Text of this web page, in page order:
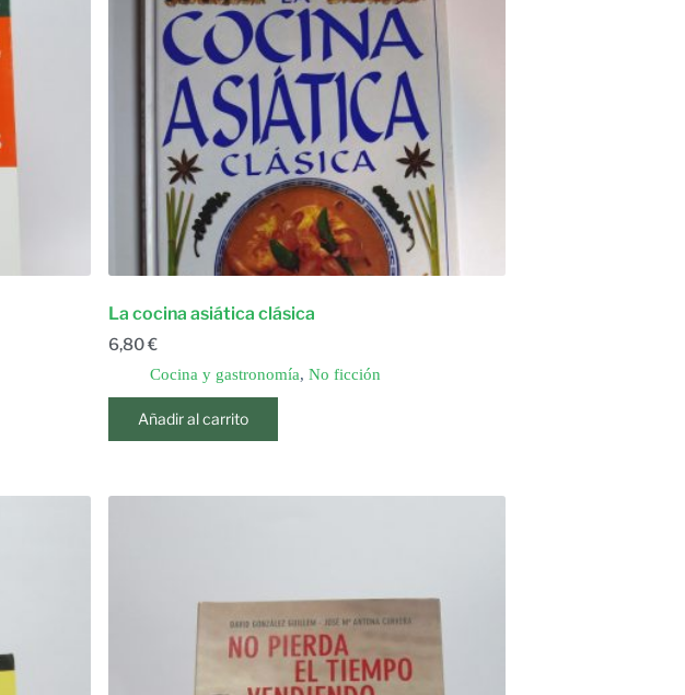
La cocina asiática clásica
6,80€
Cocina y gastronomía, No ficción
Añadir al carrito